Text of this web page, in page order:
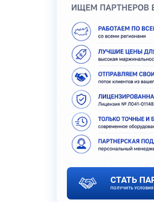
СТАТЬ
ПОЛУЧИТЬ